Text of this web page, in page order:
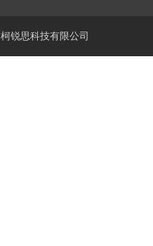
锐思科技有限公司